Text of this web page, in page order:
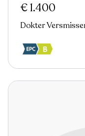
€ 1.400
Dokter